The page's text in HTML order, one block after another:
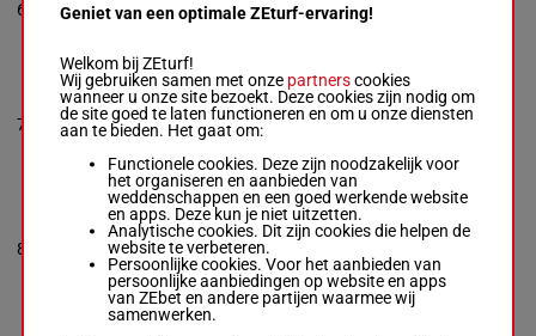
6
Box: 6 -M/4 -53.5 kg
M/4kg
(24) 4p
6
7
FORWARD MOTION
M Yeni-P V Lafferty
Box: 7 -M/5 -61 kg
M/561 kg
2p 7p 2p
(24) 5p
7
8
ALPHABETTY
S Khumalo-G van Zyl
M/5 -55.5 kg
3p 3p 5p (24) 6p 6p 8p
M/555.5
kg
3p 3p 5p
6p 8p
Geniet van een optimale ZEturf-ervaring!
Welkom bij ZEturf!
Wij gebruiken samen met onze partnerscookies
wanneer u onze site bezoekt. Deze cookies zijn nodig om
de site goed te laten functioneren en om u onze diensten
aan te bieden. Het gaat om:
Functionele cookies. Deze zijn noodzakelijk voor
het organiseren en aanbieden van
weddenschappen en een goed werkende website
en apps. Deze kun je niet uitzetten.
Analytische cookies. Dit zijn cookies die helpen de
website te verbeteren.
Persoonlijke cookies. Voor het aanbieden van
persoonlijke aanbiedingen op website en apps
van ZEbet en andere partijen waarmee wij
samenwerken.